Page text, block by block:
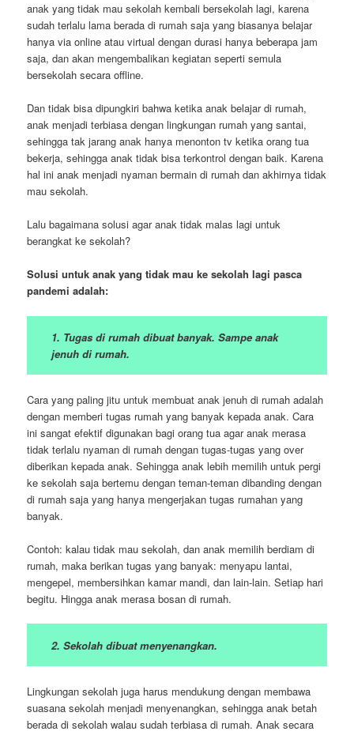
anak yang tidak mau sekolah kembali bersekolah lagi, karena
sudah terlalu lama berada di rumah saja yang biasanya belajar
hanya via online atau virtual dengan durasi hanya beberapa jam
saja, dan akan mengembalikan kegiatan seperti semula
bersekolah secara offline.
Dan tidak bisa dipungkiri bahwa ketika anak belajar di rumah,
anak menjadi terbiasa dengan lingkungan rumah yang santai,
sehingga tak jarang anak hanya menonton tv ketika orang tua
bekerja, sehingga anak tidak bisa terkontrol dengan baik. Karena
hal ini anak menjadi nyaman bermain di rumah dan akhirnya tidak
mau sekolah.
Lalu bagaimana solusi agar anak tidak malas lagi untuk
berangkat ke sekolah?
Solusi untuk anak yang tidak mau ke sekolah lagi pasca
pandemi adalah:
1. Tugas di rumah dibuat banyak. Sampe anak
jenuh di rumah.
Cara yang paling jitu untuk membuat anak jenuh di rumah adalah
dengan memberi tugas rumah yang banyak kepada anak. Cara
ini sangat efektif digunakan bagi orang tua agar anak merasa
tidak terlalu nyaman di rumah dengan tugas-tugas yang over
diberikan kepada anak. Sehingga anak lebih memilih untuk pergi
ke sekolah saja bertemu dengan teman-teman dibanding dengan
di rumah saja yang hanya mengerjakan tugas rumahan yang
banyak.
Contoh: kalau tidak mau sekolah, dan anak memilih berdiam di
rumah, maka berikan tugas yang banyak: menyapu lantai,
mengepel, membersihkan kamar mandi, dan lain-lain. Setiap hari
begitu. Hingga anak merasa bosan di rumah.
2. Sekolah dibuat menyenangkan.
Lingkungan sekolah juga harus mendukung dengan membawa
suasana sekolah menjadi menyenangkan, sehingga anak betah
berada di sekolah walau sudah terbiasa di rumah. Anak secara